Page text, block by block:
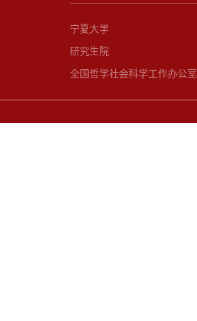
宁夏大学
研究生院
全国哲学社会科学工作办公室